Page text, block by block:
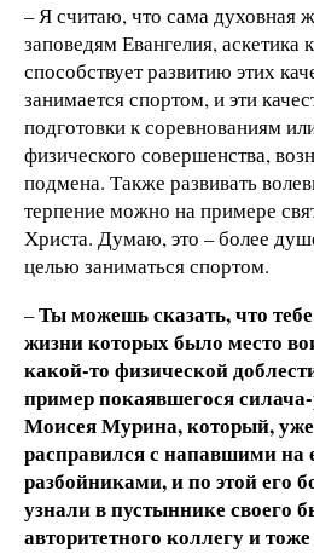
– Я считаю, что сама духовная
заповедям Евангелия, аскетика
способствует развитию этих
занимается спортом, и эти
подготовки к соревнованиям
физического совершенства,
подмена. Также развивать
терпение можно на примере
Христа. Думаю, это – более
целью заниматься спортом.
–Ты можешь сказать, что
жизни которых было место
какой-то физической
пример покаявшегося
Моисея Мурина, который,
расправился с напавшими на
разбойниками, и по этой его
узнали в пустыннике своего
авторитетного коллегу и